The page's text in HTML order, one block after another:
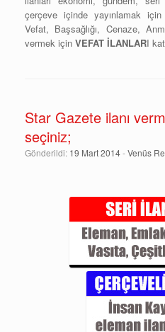
çerçeve içinde yayınlamak
Vefat, Başsağlığı, Cenaze,
vermek için VEFAT İLANLARI
Star Gazete ilanı
seçiniz;
Gönderildi: 19 Mart 2014-Venüs